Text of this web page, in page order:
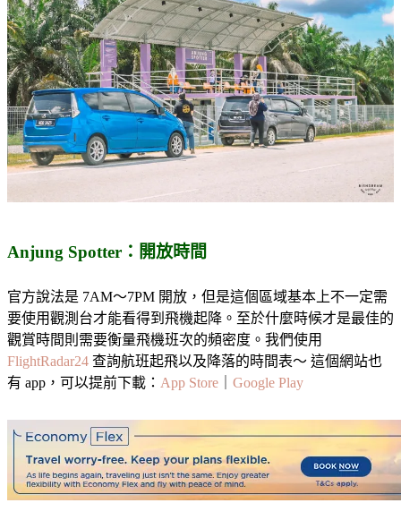
Anjung Spotter：開放時間
官方說法是 7AM～7PM 開放，但是這個區域基本上不一定需
要使用觀測台才能看得到飛機起降。至於什麼時候才是最佳的
觀賞時間則需要衡量飛機班次的頻密度。我們使用
FlightRadar24 查詢航班起飛以及降落的時間表～ 這個網站也
有 app，可以提前下載： App Store Google Play